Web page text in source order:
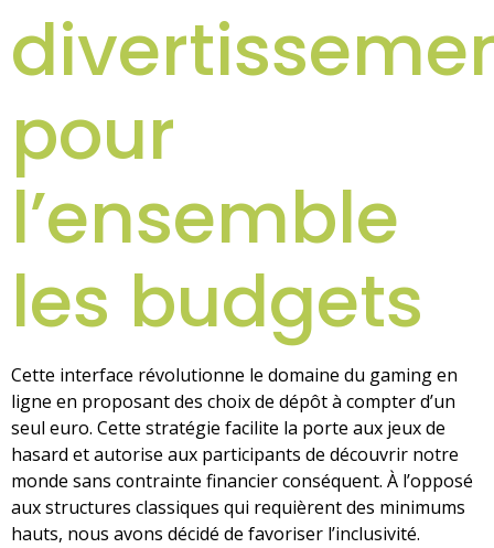
pour
l’ensemble
les budgets
Cette interface révolutionne le domaine du gaming en
ligne en proposant des choix de dépôt à compter d’un
seul euro. Cette stratégie facilite la porte aux jeux de
hasard et autorise aux participants de découvrir notre
monde sans contrainte financier conséquent. À l’opposé
aux structures classiques qui requièrent des minimums
hauts, nous avons décidé de favoriser l’inclusivité.